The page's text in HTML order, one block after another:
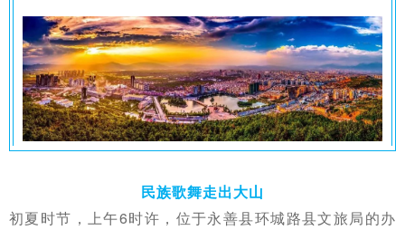
民族歌舞走出大山
初夏时节，上午6时许，位于永善县环城路县文旅局的办